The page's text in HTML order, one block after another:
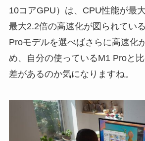
10コアGPU）は、CPU性能が最
最大2.2倍の高速化が図られてい
Proモデルを選べばさらに高速化
め、自分の使っているM1 Proと
差があるのか気になりますね。